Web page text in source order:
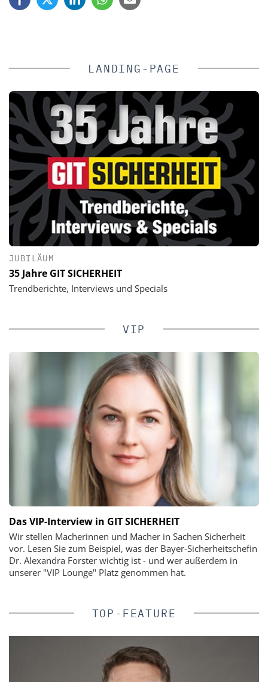
LANDING-PAGE
JUBILÄUM
35 Jahre GIT SICHERHEIT
Trendberichte, Interviews und Specials
VIP
Das VIP-Interview in GIT SICHERHEIT
Wir stellen Macherinnen und Macher in Sachen Sicherheit
vor. Lesen Sie zum Beispiel, was der Bayer-Sicherheitschefin
Dr. Alexandra Forster wichtig ist - und wer außerdem in
unserer "VIP Lounge" Platz genommen hat.
TOP-FEATURE